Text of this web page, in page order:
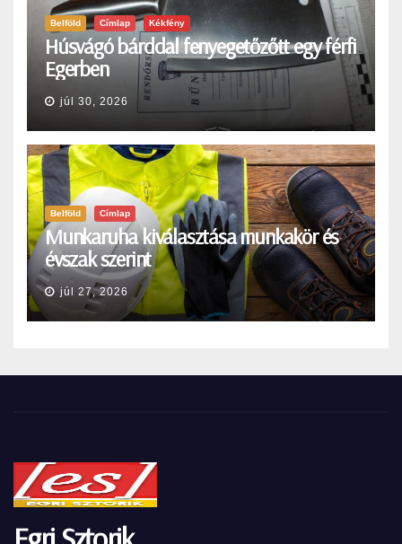
Belföld Címlap Kékfény
Húsvágó bárddal fenyegetőzőtt egy férfi
Egerben
júl 30, 2026
Belföld Címlap
Munkaruha kiválasztása munkakör és
évszak szerint
júl 27, 2026